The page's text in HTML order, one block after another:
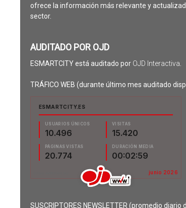
ofrece la información más relevante y
sector.
AUDITADO POR OJD
ESMARTCITY está auditado por OJD Interactiva
TRÁFICO WEB (durante último mes auditado
SUSCRIPTORES NEWSLETTER (promedio diario